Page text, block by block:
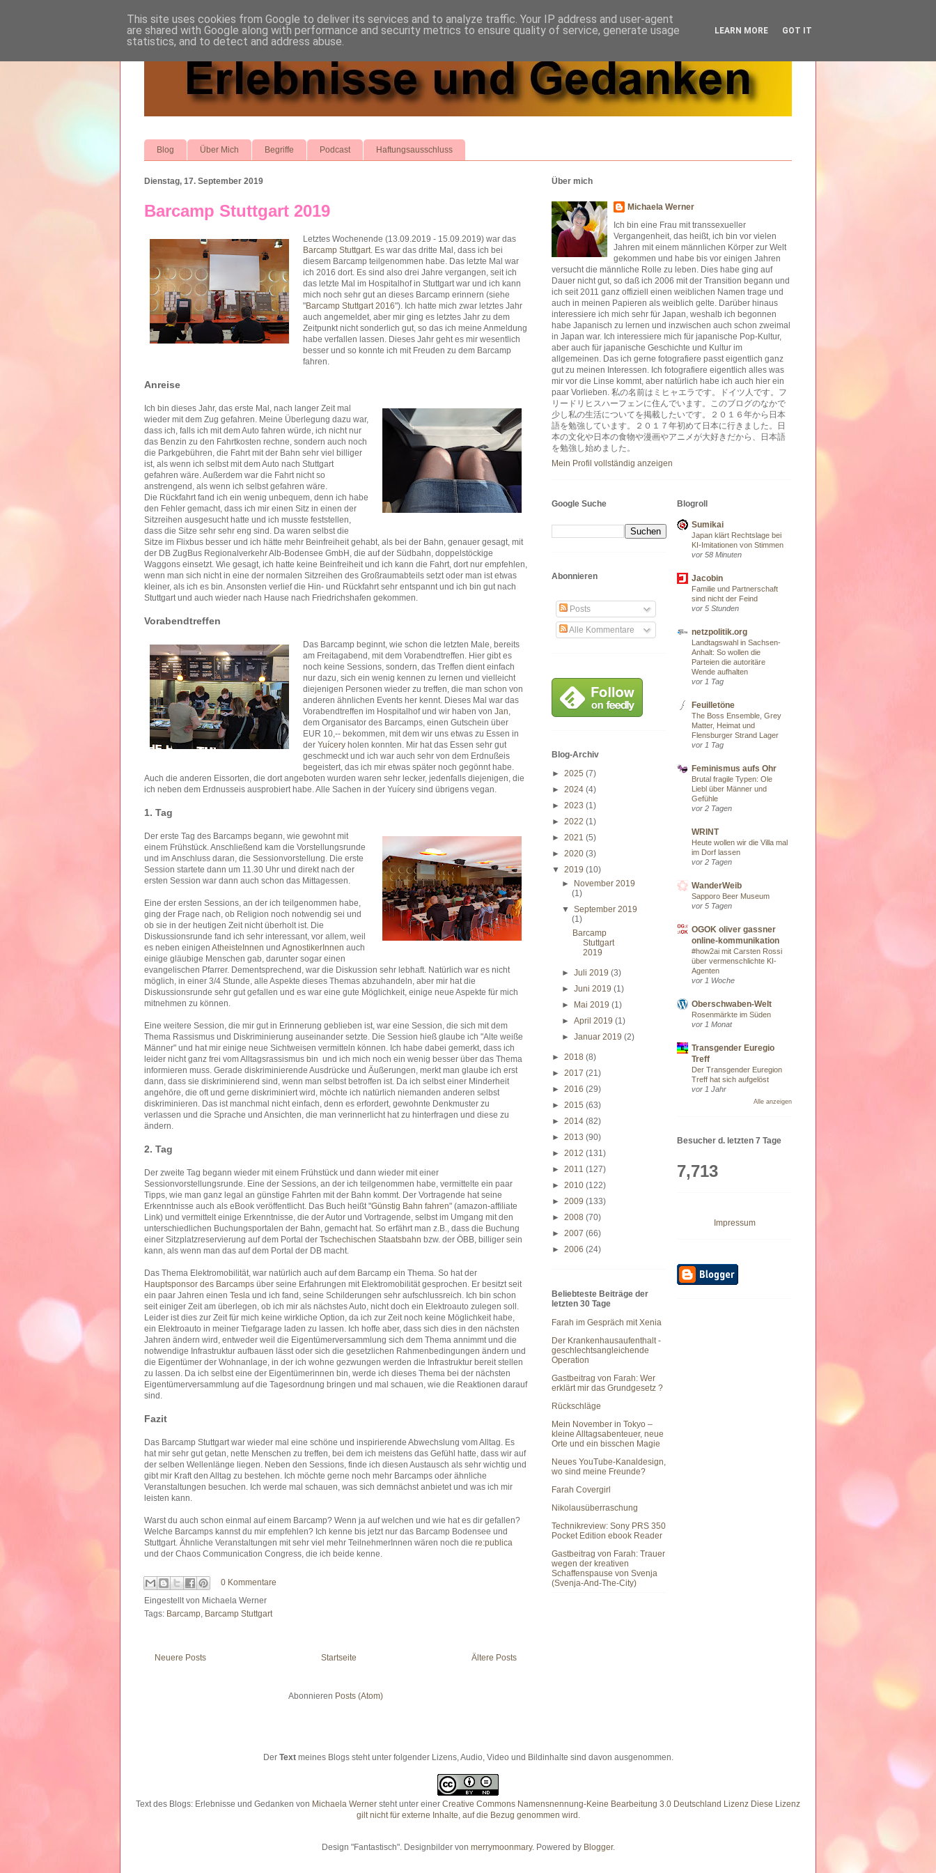
Blog Über Mich Begriffe Podcast Haftungsausschluss
Dienstag, 17. September 2019
Barcamp Stuttgart 2019
Letztes Wochenende (13.09.2019 - 15.09.2019) war das
Barcamp Stuttgart . Es war das dritte Mal, dass ich bei
diesem Barcamp teilgenommen habe. Das letzte Mal war
ich 2016 dort. Es sind also drei Jahre vergangen, seit ich
das letzte Mal im Hospitalhof in Stuttgart war und ich kann
mich noch sehr gut an dieses Barcamp erinnern (siehe
"Barcamp Stuttgart 2016"). Ich hatte mich zwar letztes Jahr
auch angemeldet, aber mir ging es letztes Jahr zu dem
Zeitpunkt nicht sonderlich gut, so das ich meine Anmeldung
habe verfallen lassen. Dieses Jahr geht es mir wesentlich
besser und so konnte ich mit Freuden zu dem Barcamp
fahren.
Anreise
Ich bin dieses Jahr, das erste Mal, nach langer Zeit mal
wieder mit dem Zug gefahren. Meine Überlegung dazu war,
dass ich, falls ich mit dem Auto fahren würde, ich nicht nur
das Benzin zu den Fahrtkosten rechne, sondern auch noch
die Parkgebühren, die Fahrt mit der Bahn sehr viel billiger
ist, als wenn ich selbst mit dem Auto nach Stuttgart
gefahren wäre. Außerdem war die Fahrt nicht so
anstrengend, als wenn ich selbst gefahren wäre.
Die Rückfahrt fand ich ein wenig unbequem, denn ich habe
den Fehler gemacht, dass ich mir einen Sitz in einen der
Sitzreihen ausgesucht hatte und ich musste feststellen,
dass die Sitze sehr sehr eng sind. Da waren selbst die
Sitze im Flixbus besser und ich hätte mehr Beinfreiheit gehabt, als bei der Bahn, genauer gesagt, mit
der DB ZugBus Regionalverkehr Alb-Bodensee GmbH, die auf der Südbahn, doppelstöckige
Waggons einsetzt. Wie gesagt, ich hatte keine Beinfreiheit und ich kann die Fahrt, dort nur empfehlen,
wenn man sich nicht in eine der normalen Sitzreihen des Großraumabteils setzt oder man ist etwas
kleiner, als ich es bin. Ansonsten verlief die Hin- und Rückfahrt sehr entspannt und ich bin gut nach
Stuttgart und auch wieder nach Hause nach Friedrichshafen gekommen.
Vorabendtreffen
Das Barcamp beginnt, wie schon die letzten Male, bereits
am Freitagabend, mit dem Vorabendtreffen. Hier gibt es
noch keine Sessions, sondern, das Treffen dient einfach
nur dazu, sich ein wenig kennen zu lernen und vielleicht
diejenigen Personen wieder zu treffen, die man schon von
anderen ähnlichen Events her kennt. Dieses Mal war das
Vorabendtreffen im Hospitalhof und wir haben von Jan
dem Organisator des Barcamps, einen Gutschein über
EUR 10,-- bekommen, mit dem wir uns etwas zu Essen in
der Yuícery holen konnten. Mir hat das Essen sehr gut
geschmeckt und ich war auch sehr von dem Erdnußeis
begeistert, das ich mir etwas später noch gegönnt habe.
Auch die anderen Eissorten, die dort angeboten wurden waren sehr lecker, jedenfalls diejenigen, die
ich neben dem Erdnusseis ausprobiert habe. Alle Sachen in der Yuícery sind übrigens vegan.
1. Tag
Der erste Tag des Barcamps begann, wie gewohnt mit
einem Frühstück. Anschließend kam die Vorstellungsrunde
und im Anschluss daran, die Sessionvorstellung. Die erste
Session startete dann um 11.30 Uhr und direkt nach der
ersten Session war dann auch schon das Mittagessen.
Eine der ersten Sessions, an der ich teilgenommen habe,
ging der Frage nach, ob Religion noch notwendig sei und
ob sie in der heutigen Zeit nicht überholt ist. Die
Diskussionsrunde fand ich sehr interessant, vor allem, weil
es neben einigen AtheisteInnen und AgnostikerInnen auch
einige gläubige Menschen gab, darunter sogar einen
evangelischen Pfarrer. Dementsprechend, war die Diskussion sehr lebhaft. Natürlich war es nicht
möglich, in einer 3/4 Stunde, alle Aspekte dieses Themas abzuhandeln, aber mir hat die
Diskussionsrunde sehr gut gefallen und es war eine gute Möglichkeit, einige neue Aspekte für mich
mitnehmen zu können.
Eine weitere Session, die mir gut in Erinnerung geblieben ist, war eine Session, die sich mit dem
Thema Rassismus und Diskriminierung auseinander setzte. Die Session hieß glaube ich "Alte weiße
Männer" und hat mir einige neue Sichtweisen vermitteln können. Ich habe dabei gemerkt, dass ich
leider nicht ganz frei vom Alltagsrassismus bin und ich mich noch ein wenig besser über das Thema
informieren muss. Gerade diskriminierende Ausdrücke und Äußerungen, merkt man glaube ich erst
dann, dass sie diskriminierend sind, wenn man selbst betroffen ist. Da ich selbst einer Minderheit
angehöre, die oft und gerne diskriminiert wird, möchte ich natürlich niemanden anderen selbst
diskriminieren. Das ist manchmal nicht einfach, denn es erfordert, gewohnte Denkmuster zu
verlassen und die Sprache und Ansichten, die man verinnerlicht hat zu hinterfragen und diese zu
ändern.
2. Tag
Der zweite Tag begann wieder mit einem Frühstück und dann wieder mit einer
Sessionvorstellungsrunde. Eine der Sessions, an der ich teilgenommen habe, vermittelte ein paar
Tipps, wie man ganz legal an günstige Fahrten mit der Bahn kommt. Der Vortragende hat seine
Erkenntnisse auch als eBook veröffentlicht. Das Buch heißt "Günstig Bahn fahren" (amazon-affiliate
Link) und vermittelt einige Erkenntnisse, die der Autor und Vortragende, selbst im Umgang mit den
unterschiedlichen Buchungsportalen der Bahn, gemacht hat. So erfährt man z.B., dass die Buchung
einer Sitzplatzreservierung auf dem Portal der Tschechischen Staatsbahn bzw. der ÖBB, billiger sein
kann, als wenn man das auf dem Portal der DB macht.
Das Thema Elektromobilität, war natürlich auch auf dem Barcamp ein Thema. So hat der
Hauptsponsor des Barcamps über seine Erfahrungen mit Elektromobilität gesprochen. Er besitzt seit
ein paar Jahren einen Tesla und ich fand, seine Schilderungen sehr aufschlussreich. Ich bin schon
seit einiger Zeit am überlegen, ob ich mir als nächstes Auto, nicht doch ein Elektroauto zulegen soll.
Leider ist dies zur Zeit für mich keine wirkliche Option, da ich zur Zeit noch keine Möglichkeit habe,
ein Elektroauto in meiner Tiefgarage laden zu lassen. Ich hoffe aber, dass sich dies in den nächsten
Jahren ändern wird, entweder weil die Eigentümerversammlung sich dem Thema annimmt und die
notwendige Infrastruktur aufbauen lässt oder sich die gesetzlichen Rahmenbedingungen ändern und
die Eigentümer der Wohnanlage, in der ich wohne gezwungen werden die Infrastruktur bereit stellen
zu lassen. Da ich selbst eine der Eigentümerinnen bin, werde ich dieses Thema bei der nächsten
Eigentümerversammlung auf die Tagesordnung bringen und mal schauen, wie die Reaktionen darauf
sind.
Fazit
Das Barcamp Stuttgart war wieder mal eine schöne und inspirierende Abwechslung vom Alltag. Es
hat mir sehr gut getan, nette Menschen zu treffen, bei dem ich meistens das Gefühl hatte, dass wir auf
der selben Wellenlänge liegen. Neben den Sessions, finde ich diesen Austausch als sehr wichtig und
gibt mir Kraft den Alltag zu bestehen. Ich möchte gerne noch mehr Barcamps oder ähnliche
Veranstaltungen besuchen. Ich werde mal schauen, was sich demnächst anbietet und was ich mir
leisten kann.
Warst du auch schon einmal auf einem Barcamp? Wenn ja auf welchen und wie hat es dir gefallen?
Welche Barcamps kannst du mir empfehlen? Ich kenne bis jetzt nur das Barcamp Bodensee und
Stuttgart. Ähnliche Veranstaltungen mit sehr viel mehr TeilnehmerInnen wären noch die re:publica
und der Chaos Communication Congress, die ich beide kenne.
0 Kommentare
Eingestellt von Michaela Werner
Tags: Barcamp Barcamp Stuttgart
Neuere Posts Ältere Posts
Startseite
Abonnieren Posts (Atom)
Über mich
Michaela Werner
Ich bin eine Frau mit transsexueller
Vergangenheit, das heißt, ich bin vor vielen
Jahren mit einem männlichen Körper zur Welt
gekommen und habe bis vor einigen Jahren
versucht die männliche Rolle zu leben. Dies habe ging auf
Dauer nicht gut, so daß ich 2006 mit der Transition begann und
ich seit 2011 ganz offiziell einen weiblichen Namen trage und
auch in meinen Papieren als weiblich gelte. Darüber hinaus
interessiere ich mich sehr für Japan, weshalb ich begonnen
habe Japanisch zu lernen und inzwischen auch schon zweimal
in Japan war. Ich interessiere mich für japanische Pop-Kultur,
aber auch für japanische Geschichte und Kultur im
allgemeinen. Das ich gerne fotografiere passt eigentlich ganz
gut zu meinen Interessen. Ich fotografiere eigentlich alles was
mir vor die Linse kommt, aber natürlich habe ich auch hier ein
paar Vorlieben. 私の名前はミヒャエラです。ドイツ人です。フ
リードリヒスハーフェンに住んでいます。このブログのなかで
少し私の生活についてを掲載したいです。２０１６年から日本
語を勉強しています。２０１７年初めて日本に行きました。日
本の文化や日本の食物や漫画やアニメが大好きだから、日本語
を勉強し始めました。
Mein Profil vollständig anzeigen
Google Suche
Abonnieren
Posts
Alle Kommentare
Blog-Archiv
► 2025 (7)
► 2024 (4)
► 2023 (1)
► 2022 (1)
► 2021 (5)
► 2020 (3)
▼ 2019 (10)
►
November 2019
(1)
▼September 2019
(1)
Barcamp
Stuttgart
2019
►Juli 2019(3)
►Juni 2019(1)
►
Mai 2019(1)
►April 2019(1)
►Januar 2019(2)
► 2018 (8)
► 2017 (21)
► 2016 (29)
► 2015 (63)
► 2014 (82)
► 2013 (90)
► 2012 (131)
► 2011 (127)
► 2010 (122)
► 2009 (133)
► 2008 (70)
► 2007 (66)
► 2006 (24)
Beliebteste Beiträge der
letzten 30 Tage
Farah im Gespräch mit Xenia
Der Krankenhausaufenthalt -
geschlechtsangleichende
Operation
Gastbeitrag von Farah: Wer
erklärt mir das Grundgesetz ?
Rückschläge
Mein November in Tokyo –
kleine Alltagsabenteuer, neue
Orte und ein bisschen Magie
Neues YouTube-Kanaldesign,
wo sind meine Freunde?
Farah Covergirl
Nikolausüberraschung
Technikreview: Sony PRS 350
Pocket Edition ebook Reader
Gastbeitrag von Farah: Trauer
wegen der kreativen
Schaffenspause von Svenja
(Svenja-And-The-City)
Blogroll
Sumikai
Japan klärt Rechtslage bei
KI-Imitationen von Stimmen
vor 58 Minuten
Jacobin
Familie und Partnerschaft
sind nicht der Feind
vor 5 Stunden
netzpolitik.org
Landtagswahl in Sachsen-
Anhalt: So wollen die
Parteien die autoritäre
Wende aufhalten
vor 1 Tag
Feuilletöne
The Boss Ensemble, Grey
Matter, Heimat und
Flensburger Strand Lager
vor 1 Tag
Feminismus aufs Ohr
Brutal fragile Typen: Ole
Liebl über Männer und
Gefühle
vor 2 Tagen
WRINT
Heute wollen wir die Villa mal
im Dorf lassen
vor 2 Tagen
WanderWeib
Sapporo Beer Museum
vor 5 Tagen
OGOK oliver gassner
online-kommunikation
#how2ai mit Carsten Rossi
über vermenschlichte KI-
Agenten
vor 1 Woche
Oberschwaben-Welt
Rosenmärkte im Süden
vor 1 Monat
Transgender Euregio
Treff
Der Transgender Euregion
Treff hat sich aufgelöst
vor 1 Jahr
Alle anzeigen
Besucher d. letzten 7 Tage
7,713
Impressum
Der Textmeines Blogs steht unter folgender Lizens, Audio, Video und Bildinhalte sind davon ausgenommen.
Text des Blogs: Erlebnisse und Gedanken von Michaela Werner steht unter einer Creative Commons Namensnennung-Keine Bearbeitung 3.0 Deutschland Lizenz Diese Lizenz
gilt nicht für externe Inhalte, auf die Bezug genommen wird
Design "Fantastisch". Designbilder von merrymoonmary. Powered by Blogger.
This site uses cookies from Google to deliver its services and to analyze traffic. Your IP address and user-agent
are shared with Google along with performance and security metrics to ensure quality of service, generate usage
statistics, and to detect and address abuse.
LEARN MORE GOT IT